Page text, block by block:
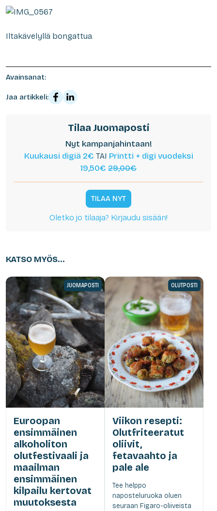
Iltakävelyllä bongattua.
Avainsanat:
Jaa artikkeli:
Tilaa Juomaposti
Nyt kampanjahintaan!
Kuukausi digiä 2€ TAI Printti + digi vuodeksi
19,50€ 29,00€
TILAA NYT
Oletko jo tilaaja? Kirjaudu sisään!
KATSO MYÖS...
JUOMAPOSTI
Euroopan
ensimmäinen
alkoholiton
olutfestivaali ja
maailman
ensimmäinen
kilpailu kertovat
muutoksesta
OLUTPOSTI
Viikon resepti:
Olutfriteeratut
oliivit,
fetavaahto ja
pale ale
Tee helppo
naposteluruoka oluen
seuraan Figaro-oliiveista